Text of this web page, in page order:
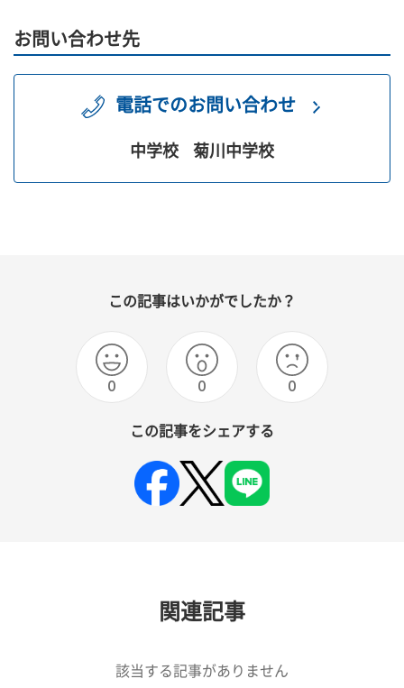
お問い合わせ先
電話でのお問い合わせ
中学校 菊川中学校
この記事はいかがでしたか？
0 0 0
この記事をシェアする
関連記事
該当する記事がありません